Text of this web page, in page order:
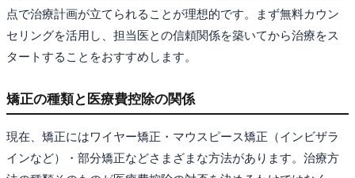
点で治療計画が立てられることが理想的です。まず無料カウン
セリングを活用し、担当医との信頼関係を築いてから治療をス
タートすることをおすすめします。
矯正の種類と医療費控除の関係
現在、矯正にはワイヤー矯正・マウスピース矯正（インビザラ
インなど）・部分矯正などさまざまな方法があります。治療方